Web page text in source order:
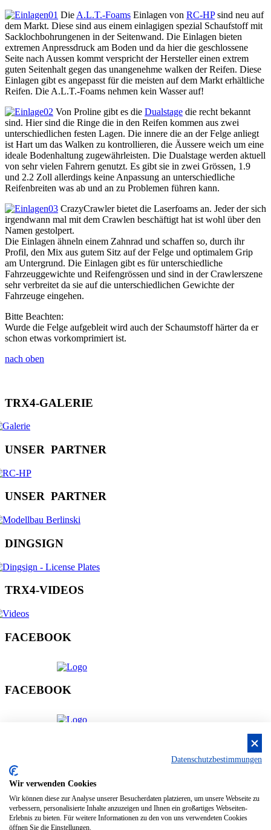
Die A.L.T.-Foams Einlagen von RC-HPsind neu auf
dem Markt. Diese sind aus einem einlagigen spezial Schaufstoff mit
Sacklochbohrungenen in der Seitenwand. Die Einlagen bieten
extremen Anpressdruck am Boden und da hier die geschlossene
Seite nach Aussen kommt verspricht der Hersteller einen extrem
guten Seitenhalt gegen das unangenehme walken der Reifen. Diese
Einlagen gibt es angepasst für die meisten auf dem Markt erhältliche
Reifen. Die A.L.T.-Foams nehmen kein Wasser auf!
Von Proline gibt es die Dualstage die recht bekannt
sind. Hier sind die Ringe die in den Reifen kommen aus zwei
unterschiedlichen festen Lagen. Die innere die an der Felge anliegt
ist Hart um das Walken zu kontrollieren, die Äussere weich um eine
ideale Bodenhaltung zugewährleisten. Die Dualstage werden aktuell
von sehr vielen Fahrern genutzt. Es gibt sie in zwei Grössen, 1.9
und 2.2 Zoll allerdings keine Anpassung an unterschiedliche
Reifenbreiten was ab und an zu Problemen führen kann.
CrazyCrawler bietet die Laserfoams an. Jeder der sich
irgendwann mal mit dem Crawlen beschäftigt hat ist wohl über den
Namen gestolpert.
Die Einlagen ähneln einem Zahnrad und schaffen so, durch ihr
Profil, den Mix aus gutem Sitz auf der Felge und optimalem Grip
am Untergrund. Die Einlagen gibt es für unterschiedliche
Fahrzeuggewichte und Reifengrössen und sind in der Crawlerszene
sehr verbreitet da sie auf die unterschiedlichen Gewichte der
Fahrzeuge eingehen.
Bitte Beachten:
Wurde die Felge aufgebleit wird auch der Schaumstoff härter da er
schon etwas vorkomprimiert ist.
nach oben
TRX4-GALERIE
UNSER PARTNER
UNSER PARTNER
DINGSIGN
TRX4-VIDEOS
FACEBOOK
FACEBOOK
SCALEMAN
Datenschutzbestimmungen
Wir verwenden Cookies
Wir können diese zur Analyse unserer Besucherdaten platzieren, um unsere Webseite zu
verbessern, personalisierte Inhalte anzuzeigen und Ihnen ein großartiges Webseiten-
Erlebnis zu bieten. Für weitere Informationen zu den von uns verwendeten Cookies
öffnen Sie die Einstellungen.